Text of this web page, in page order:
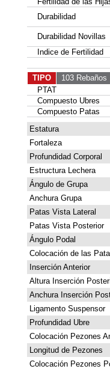
Durabilidad
Durabilidad Novillas
Indice de Fertilidad
TIPO 103 Rebaños
PTAT
Compuesto Ubres
Compuesto Patas
Estatura
Fortaleza
Profundidad Corporal
Estructura Lechera
Ángulo de Grupa
Anchura Grupa
Patas Vista Lateral
Patas Vista Posterior
Ángulo Podal
Colocación de las
Inserción Anterior
Altura Inserción
Anchura Inserción
Ligamento Suspensor
Profundidad Ubre
Colocación Pezones
Longitud de Pezones
Colocación Pezones